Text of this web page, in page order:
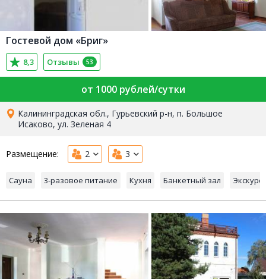
Гостевой дом «Бриг»
8,3 Отзывы 53
от 1000 рублей/сутки
Калининградская обл., Гурьевский р-н, п. Большое
Исаково, ул. Зеленая 4
Размещение: 2 3
Сауна 3-разовое питание Кухня Банкетный зал